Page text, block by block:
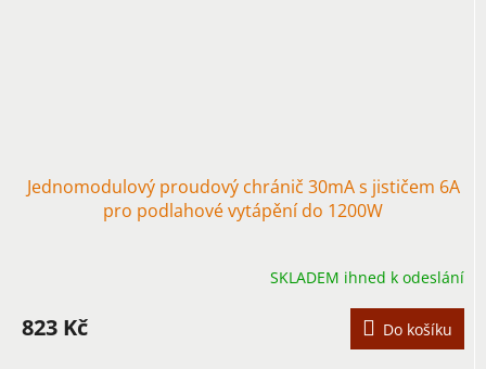
Jednomodulový proudový chránič 30mA s jističem 6A
pro podlahové vytápění do 1200W
SKLADEM ihned k odeslání
823 Kč Do košíku